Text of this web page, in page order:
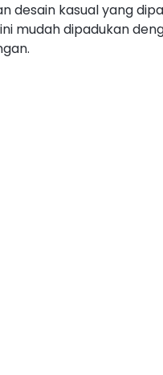
desain kasual yang
mudah dipadukan